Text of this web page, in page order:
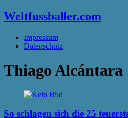
Weltfussballer.com
Impressum
Datenschutz
Thiago Alcántara
So schlagen sich die 25